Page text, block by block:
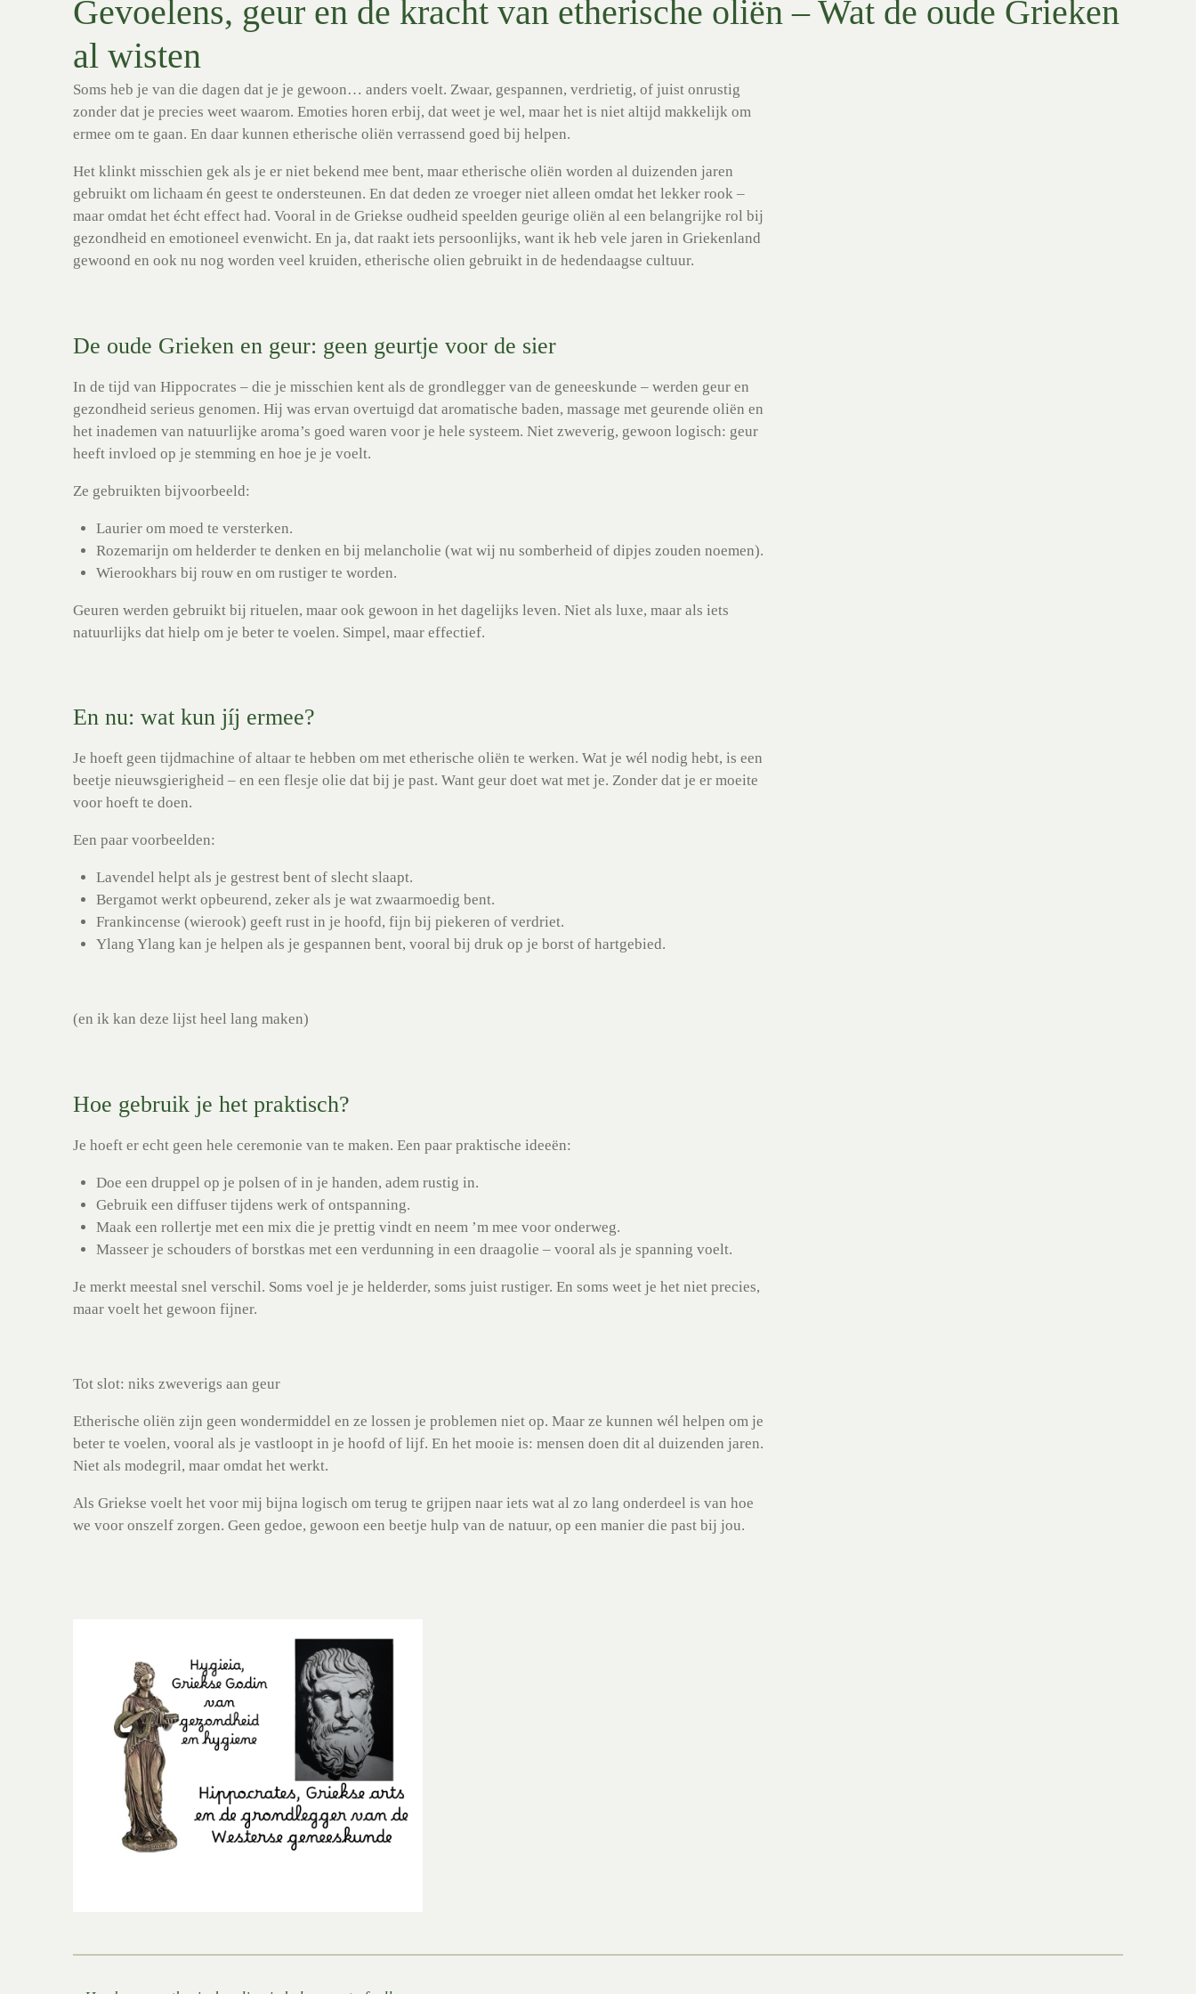
Gevoelens, geur en de kracht van etherische oliën – Wat de oude Grieken
al wisten
Soms heb je van die dagen dat je je gewoon… anders voelt. Zwaar, gespannen, verdrietig, of juist onrustig
zonder dat je precies weet waarom. Emoties horen erbij, dat weet je wel, maar het is niet altijd makkelijk om
ermee om te gaan. En daar kunnen etherische oliën verrassend goed bij helpen.
Het klinkt misschien gek als je er niet bekend mee bent, maar etherische oliën worden al duizenden jaren
gebruikt om lichaam én geest te ondersteunen. En dat deden ze vroeger niet alleen omdat het lekker rook –
maar omdat het écht effect had. Vooral in de Griekse oudheid speelden geurige oliën al een belangrijke rol bij
gezondheid en emotioneel evenwicht. En ja, dat raakt iets persoonlijks, want ik heb vele jaren in Griekenland
gewoond en ook nu nog worden veel kruiden, etherische olien gebruikt in de hedendaagse cultuur.
De oude Grieken en geur: geen geurtje voor de sier
In de tijd van Hippocrates – die je misschien kent als de grondlegger van de geneeskunde – werden geur en
gezondheid serieus genomen. Hij was ervan overtuigd dat aromatische baden, massage met geurende oliën en
het inademen van natuurlijke aroma’s goed waren voor je hele systeem. Niet zweverig, gewoon logisch: geur
heeft invloed op je stemming en hoe je je voelt.
Ze gebruikten bijvoorbeeld:
Laurierom moed te versterken.
Rozemarijn om helderder te denken en bij melancholie (wat wij nu somberheid of dipjes zouden noemen).
Wierookhars bij rouw en om rustiger te worden.
Geuren werden gebruikt bij rituelen, maar ook gewoon in het dagelijks leven. Niet als luxe, maar als iets
natuurlijks dat hielp om je beter te voelen. Simpel, maar effectief.
En nu: wat kun jíj ermee?
Je hoeft geen tijdmachine of altaar te hebben om met etherische oliën te werken. Wat je wél nodig hebt, is een
beetje nieuwsgierigheid – en een flesje olie dat bij je past. Want geur doet wat met je. Zonder dat je er moeite
voor hoeft te doen.
Een paar voorbeelden:
Lavendel helpt als je gestrest bent of slecht slaapt.
Bergamotwerkt opbeurend, zeker als je wat zwaarmoedig bent.
Frankincense (wierook) geeft rust in je hoofd, fijn bij piekeren of verdriet.
Ylang Ylang kan je helpen als je gespannen bent, vooral bij druk op je borst of hartgebied.
(en ik kan deze lijst heel lang maken)
Hoe gebruik je het praktisch?
Je hoeft er echt geen hele ceremonie van te maken. Een paar praktische ideeën:
Doe een druppel op je polsen of in je handen, adem rustig in.
Gebruik een diffuser tijdens werk of ontspanning.
Maak een rollertje met een mix die je prettig vindt en neem ’m mee voor onderweg.
Masseer je schouders of borstkas met een verdunning in een draagolie – vooral als je spanning voelt.
Je merkt meestal snel verschil. Soms voel je je helderder, soms juist rustiger. En soms weet je het niet precies,
maar voelt het gewoon fijner.
Tot slot: niks zweverigs aan geur
Etherische oliën zijn geen wondermiddel en ze lossen je problemen niet op. Maar ze kunnen wél helpen om je
beter te voelen, vooral als je vastloopt in je hoofd of lijf. En het mooie is: mensen doen dit al duizenden jaren.
Niet als modegril, maar omdat het werkt.
Als Griekse voelt het voor mij bijna logisch om terug te grijpen naar iets wat al zo lang onderdeel is van hoe
we voor onszelf zorgen. Geen gedoe, gewoon een beetje hulp van de natuur, op een manier die past bij jou.